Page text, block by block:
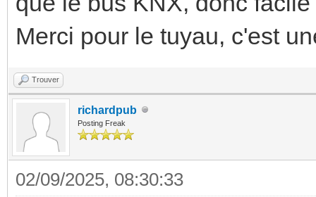
Merci pour le tuyau, c'est
Trouver
richardpub
Posting Freak
02/09/2025, 08:30:33